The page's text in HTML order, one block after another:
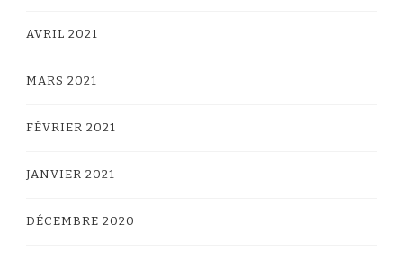
AVRIL 2021
MARS 2021
FÉVRIER 2021
JANVIER 2021
DÉCEMBRE 2020